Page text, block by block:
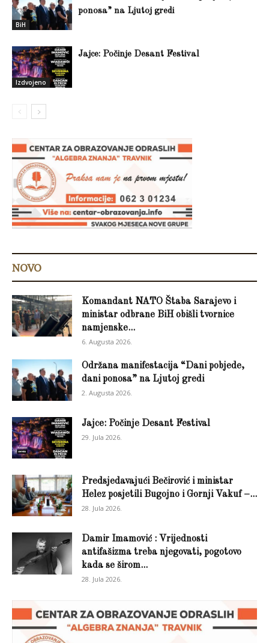
BiH
ponosa” na Ljutoj gredi
Izdvojeno
Jajce: Počinje Desant Festival
NOVO
Komandant NATO Štaba Sarajevo i
ministar odbrane BiH obišli tvornice
namjenske...
6. Augusta 2026.
Održana manifestacija “Dani pobjede,
dani ponosa” na Ljutoj gredi
2. Augusta 2026.
Jajce: Počinje Desant Festival
29. Jula 2026.
Predsjedavajući Bečirović i ministar
Helez posjetili Bugojno i Gornji Vakuf –...
28. Jula 2026.
Damir Imamović : Vrijednosti
antifašizma treba njegovati, pogotovo
kada se širom...
28. Jula 2026.